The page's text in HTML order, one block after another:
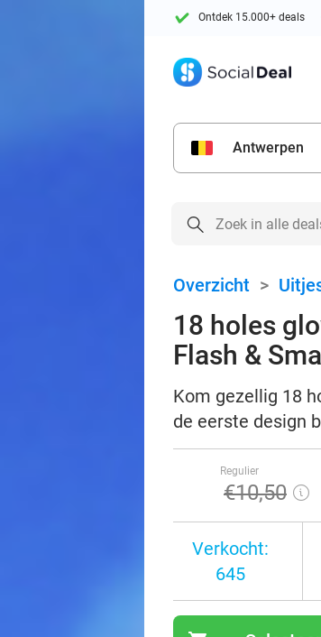
Ontdek 15.000+ deals
Antwerpen
Overzicht >
18 holes
Flash &
Kom gezellig 18
de eerste design
Regulier
€10,50
Verkocht:
645